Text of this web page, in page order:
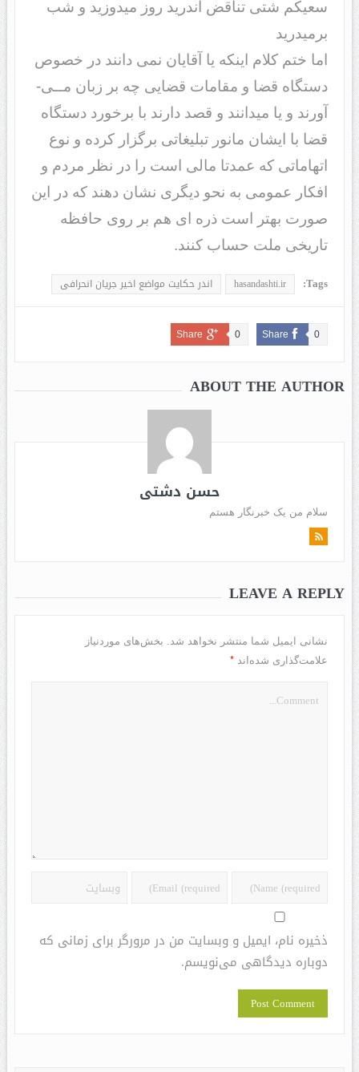
سعیکم شتی تناقض اندرید روز می­دوزید و شب
برمی­درید
اما ختم کلام اینکه یا آقایان نمی ­دانند در خصوص
دستگاه قضا و مقامات قضایی چه بر زبان مــی­
آورند و یا می­دانند و قصد دارند با برخورد دستگاه
قضا با ایشان مانور تبلیغاتی برگزار کرده و نوع
اتهاماتی که عمدتا مالی است را در نظر مردم و
افکار عمومی به نحو دیگری نشان دهند که در این
صورت بهتر است ذره ­ای هم بر روی حافظه
تاریخی ملت حساب کنند.
Tags:
hasandashti.ir اندر حکایت مواضع اخیر جریان انحرافی
Share 0
Share 0
ABOUT THE AUTHOR
حسن دشتی
سلام من یک خبرنگار هستم
LEAVE A REPLY
نشانی ایمیل شما منتشر نخواهد شد. بخش‌های موردنیاز
علامت‌گذاری شده‌اند *
ذخیره نام، ایمیل و وبسایت من در مرورگر برای زمانی که
دوباره دیدگاهی می‌نویسم.